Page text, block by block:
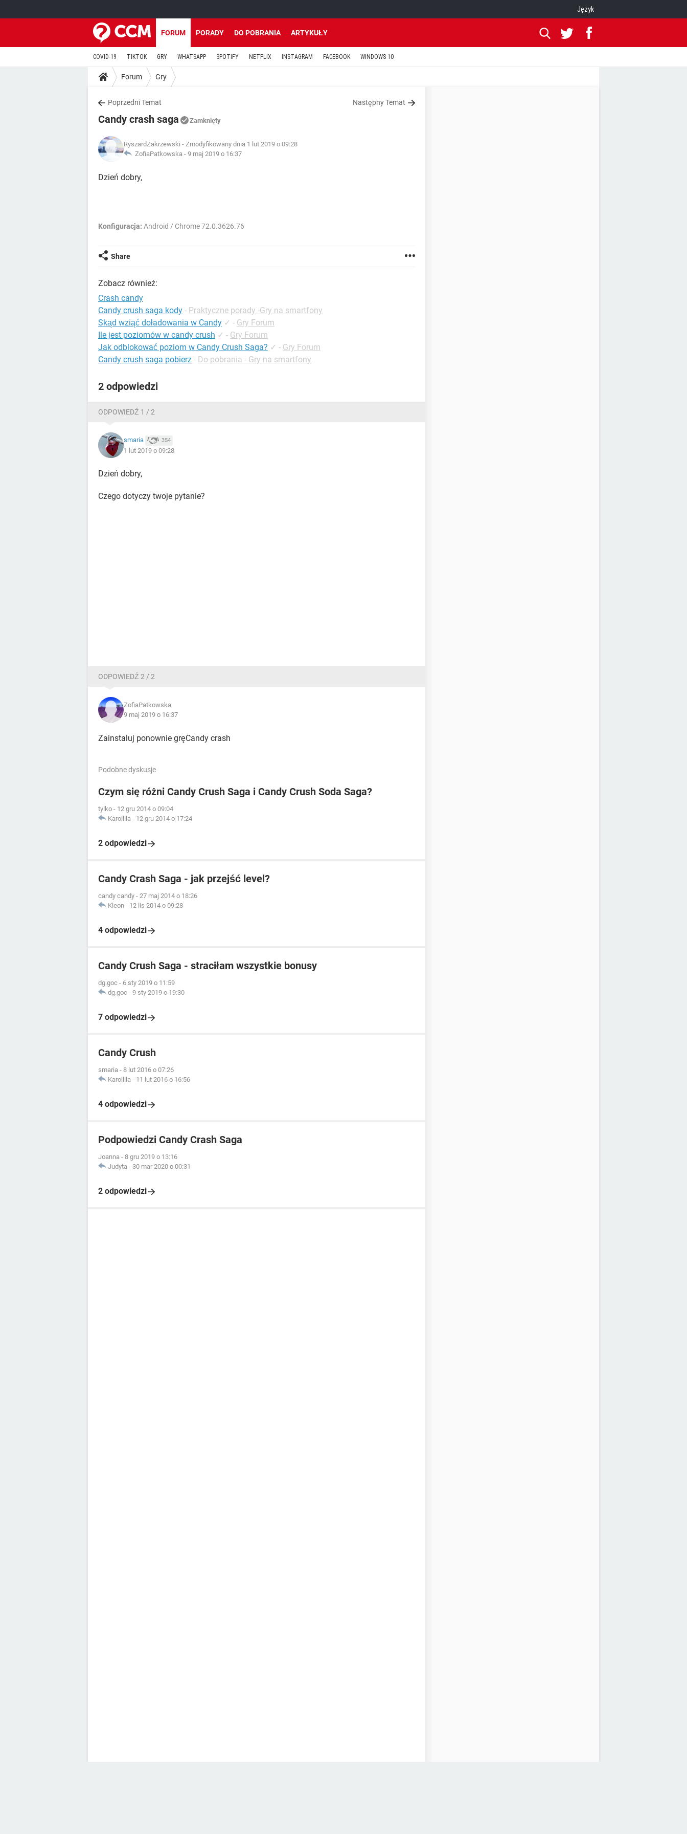
Język
FORUM PORADY DO POBRANIA ARTYKUŁY
COVID-19 TIKTOK GRY WHATSAPP SPOTIFY NETFLIX INSTAGRAM FACEBOOK WINDOWS 10
Forum Gry
Poprzedni Temat Następny Temat
Candy crash saga Zamknięty
RyszardZakrzewski - Zmodyfikowany dnia 1 lut 2019 o 09:28
ZofiaPatkowska - 9 maj 2019 o 16:37
Dzień dobry,
Konfiguracja: Android / Chrome 72.0.3626.76
Share
Zobacz również:
Crash candy
Candy crush saga kody - Praktyczne porady -Gry na smartfony
Skąd wziąć doładowania w Candy ✓ - Gry Forum
Ile jest poziomów w candy crush ✓ - Gry Forum
Jak odblokować poziom w Candy Crush Saga? ✓ - Gry Forum
Candy crush saga pobierz - Do pobrania - Gry na smartfony
2 odpowiedzi
ODPOWIEDŹ 1 / 2
smaria 354
1 lut 2019 o 09:28
Dzień dobry,
Czego dotyczy twoje pytanie?
ODPOWIEDŹ 2 / 2
ZofiaPatkowska
9 maj 2019 o 16:37
Zainstaluj ponownie gręCandy crash
Podobne dyskusje
Czym się różni Candy Crush Saga i Candy Crush Soda Saga?
tylko - 12 gru 2014 o 09:04
Karolllla - 12 gru 2014 o 17:24
2 odpowiedzi
Candy Crash Saga - jak przejść level?
candy candy - 27 maj 2014 o 18:26
Kleon - 12 lis 2014 o 09:28
4 odpowiedzi
Candy Crush Saga - straciłam wszystkie bonusy
dg.goc - 6 sty 2019 o 11:59
dg.goc - 9 sty 2019 o 19:30
7 odpowiedzi
Candy Crush
smaria - 8 lut 2016 o 07:26
Karolllla - 11 lut 2016 o 16:56
4 odpowiedzi
Podpowiedzi Candy Crash Saga
Joanna - 8 gru 2019 o 13:16
Judyta - 30 mar 2020 o 00:31
2 odpowiedzi